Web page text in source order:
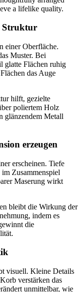
Struktur
einer Oberfläche.
Muster. Bei
glatte Flächen ruhig
das Auge
hilft, gezielte
poliertem Holz
glänzendem Metall
erzeugen
erscheinen. Tiefe
Zusammenspiel
Maserung wirkt
bleibt die Wirkung der
indem es
die
visuell. Kleine Details
verstärken das
unmittelbar, wie